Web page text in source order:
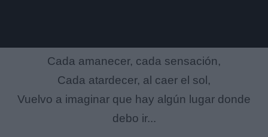
Cada amanecer, cada sensación,
Cada atardecer, al caer el sol,
Vuelvo a imaginar que hay algún lugar donde
debo ir...